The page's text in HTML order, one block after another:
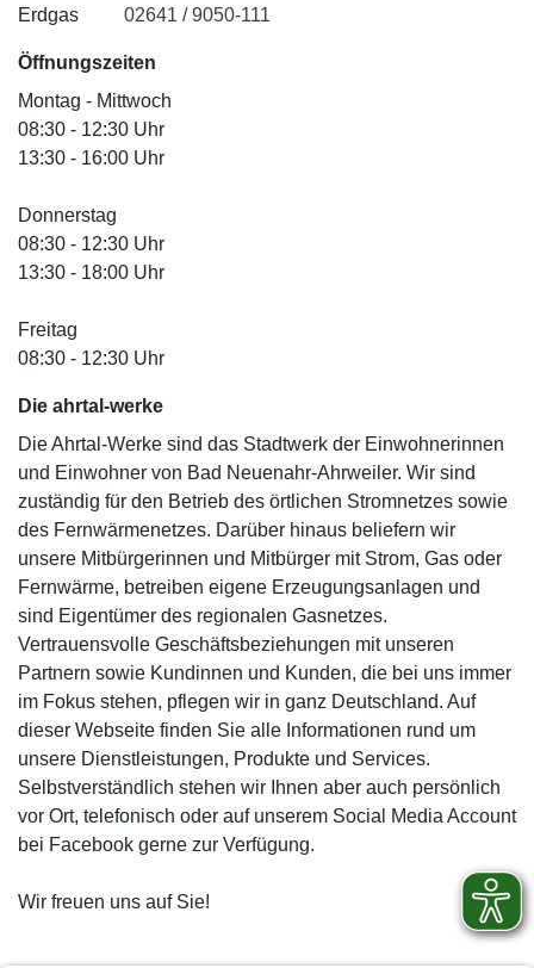
Erdgas
02641 / 9050-111
Öffnungszeiten
Montag - Mittwoch
08:30 - 12:30 Uhr
13:30 - 16:00 Uhr
Donnerstag
08:30 - 12:30 Uhr
13:30 - 18:00 Uhr
Freitag
08:30 - 12:30 Uhr
Die ahrtal-werke
Die Ahrtal-Werke sind das Stadtwerk der Einwohnerinnen
und Einwohner von Bad Neuenahr-Ahrweiler. Wir sind
zuständig für den Betrieb des örtlichen Stromnetzes sowie
des Fernwärmenetzes. Darüber hinaus beliefern wir
unsere Mitbürgerinnen und Mitbürger mit Strom, Gas oder
Fernwärme, betreiben eigene Erzeugungsanlagen und
sind Eigentümer des regionalen Gasnetzes.
Vertrauensvolle Geschäftsbeziehungen mit unseren
Partnern sowie Kundinnen und Kunden, die bei uns immer
im Fokus stehen, pflegen wir in ganz Deutschland. Auf
dieser Webseite finden Sie alle Informationen rund um
unsere Dienstleistungen, Produkte und Services.
Selbstverständlich stehen wir Ihnen aber auch persönlich
vor Ort, telefonisch oder auf unserem Social Media Account
bei Facebook gerne zur Verfügung.
Wir freuen uns auf Sie!